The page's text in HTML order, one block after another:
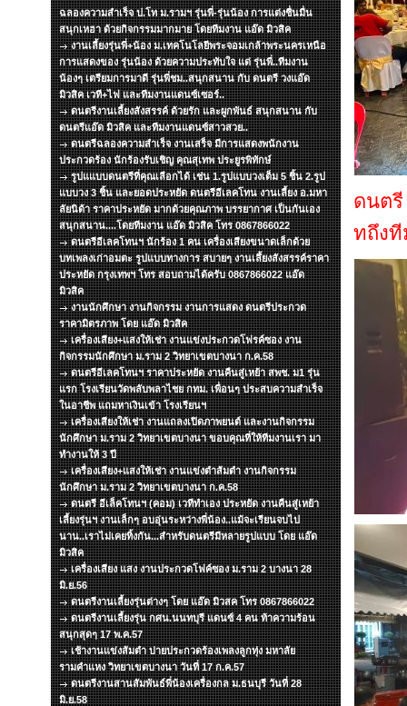
ฉลองความสำเร็จ ป.โท ม.รามฯ รุ่นพี่-รุ่นน้อง การแต่งชื่นมื่น
สนุกเหฮา ด้วยกิจกรรมมากมาย โดยทีมงาน แอ๊ด มิวสิค
งานเลี้ยงรุ่นพี่+น้อง ม.เทคโนโลยีพระจอมเกล้าพระนครเหนือ
การแสดงของ รุ่นน้อง ด้วยความประทับใจ แด่ รุ่นพี่..ทีมงาน
น้องๆ เตรียมการมาดี รุ่นพี่ชม..สนุกสนาน กับ ดนตรี วงแอ๊ด
มิวสิค เวที+ไฟ และทีมงานแดนซ์เซอร์..
ดนตรีงานเลี้ยงสังสรรค์ ด้วยรัก และผูกพันธ์ สนุกสนาน กับ
ดนตรีแอ๊ด มิวสิค และทีมงานแดนซ์สาวสวย..
ดนตรีฉลองความสำเร็จ งานเสร็จ มีการแสดงพนักงาน
ประกวดร้อง นักร้องรับเชิญ คุณสุเทพ ประยูรพิทักษ์
รูปแแบบดนตรีที่คุณเลือกได้ เช่น 1.รูปแบบวงเต็ม 5 ชิ้น 2.รูป
แบบวง 3 ชิ้น และยอดประหยัด ดนตรีอีเลคโทน งานเลี้ยง อ.มหา
ลัยนิด้า ราคาประหยัด มากด้วยคุณภาพ บรรยากาศ เป็นกันเอง
สนุกสนาน....โดยทีมงาน แอ๊ด มิวสิค โทร 0867866022
ดนตรีอีเลคโทนฯ นักร้อง 1 คน เครื่องเสียงขนาดเล็กด้วย
บทเพลงเก่าอมตะ รูปแบบทางการ สบายๆ งานเลึ้ยงสังสรรค์ราคา
ประหยัด กรุงเทพฯ โทร สอบถามได้ครับ 0867866022 แอ๊ด
มิวสิค
งานนักศึกษา งานกิจกรรม งานการแสดง ดนตรีประกวด
ราคามิตรภาพ โดย แอ๊ด มิวสิค
เครื่องเสียง+แสงให้เช่า งานแข่งประกวดโฟรค์ซอง งาน
กิจกรรมนักศึกษา ม.ราม 2 วิทยาเขตบางนา ก.ค.58
ดนตรีอีเลคโทนฯ ราคาประหยัด งานคืนสู่เหย้า สพช. ม1 รุ่น
แรก โรงเรียนวัดพลับพลาไชย กทม. เพื่อนๆ ประสบความสำเร็จ
ในอาชีพ แถมหาเงินเข้า โรงเรียนฯ
เครื่องเสียงให้เช่า งานแถลงเปิดภาพยนต์ และงานกิจกรรม
นักศึกษา ม.ราม 2 วิทยาเขตบางนา ขอบคุณที่ให้ทีมงานเรา มา
ทำงานให้ 3 ปี
เครื่องเสียง+แสงให้เช่า งานแข่งตำส้มตำ งานกิจกรรม
นักศึกษา ม.ราม 2 วิทยาเขตบางนา ก.ค.58
ดนตรี อีเล็คโทนฯ (คอม) เวทีทำเอง ประหยัด งานคืนสู่เหย้า
เลี้ยงรุ่นฯ งานเล็กๆ อบอุ่นระหว่างพี่น้อง..แม้จะเรียนจบไป
นาน..เราไม่เคยทิ้งกัน...สำหรับดนตรีมีหลายรูปแบบ โดย แอ๊ด
มิวสิค
เครื่องเสียง แสง งานประกวดโฟค์ซอง ม.ราม 2 บางนา 28
มิ.ย.56
ดนตรีงานเลี้ยงรุ่นต่างๆ โดย แอ๊ด มิวสค โทร 0867866022
ดนตรีงานเลี้ยงรุ่น กศน.นนทบุรี แดนซ์ 4 คน ท้าความร้อน
สนุกสุดๆ 17 พ.ค.57
เช้างานแข่งส้มตำ บ่ายประกวดร้องเพลงลูกทุ่ง มหาลัย
รามคำแหง วิทยาเขตบางนา วันที่ 17 ก.ค.57
ดนตรีงานสานสัมพันธ์พี่น้องเครื่องกล ม.ธนบุรี วันที่ 28
มิ.ย.58
ดนตรี
ทถึงที